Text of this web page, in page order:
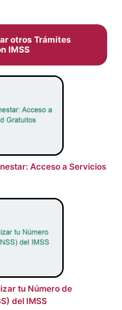
otros Trámites
IMSS
Acceso a Servicios
tu Número de
del IMSS